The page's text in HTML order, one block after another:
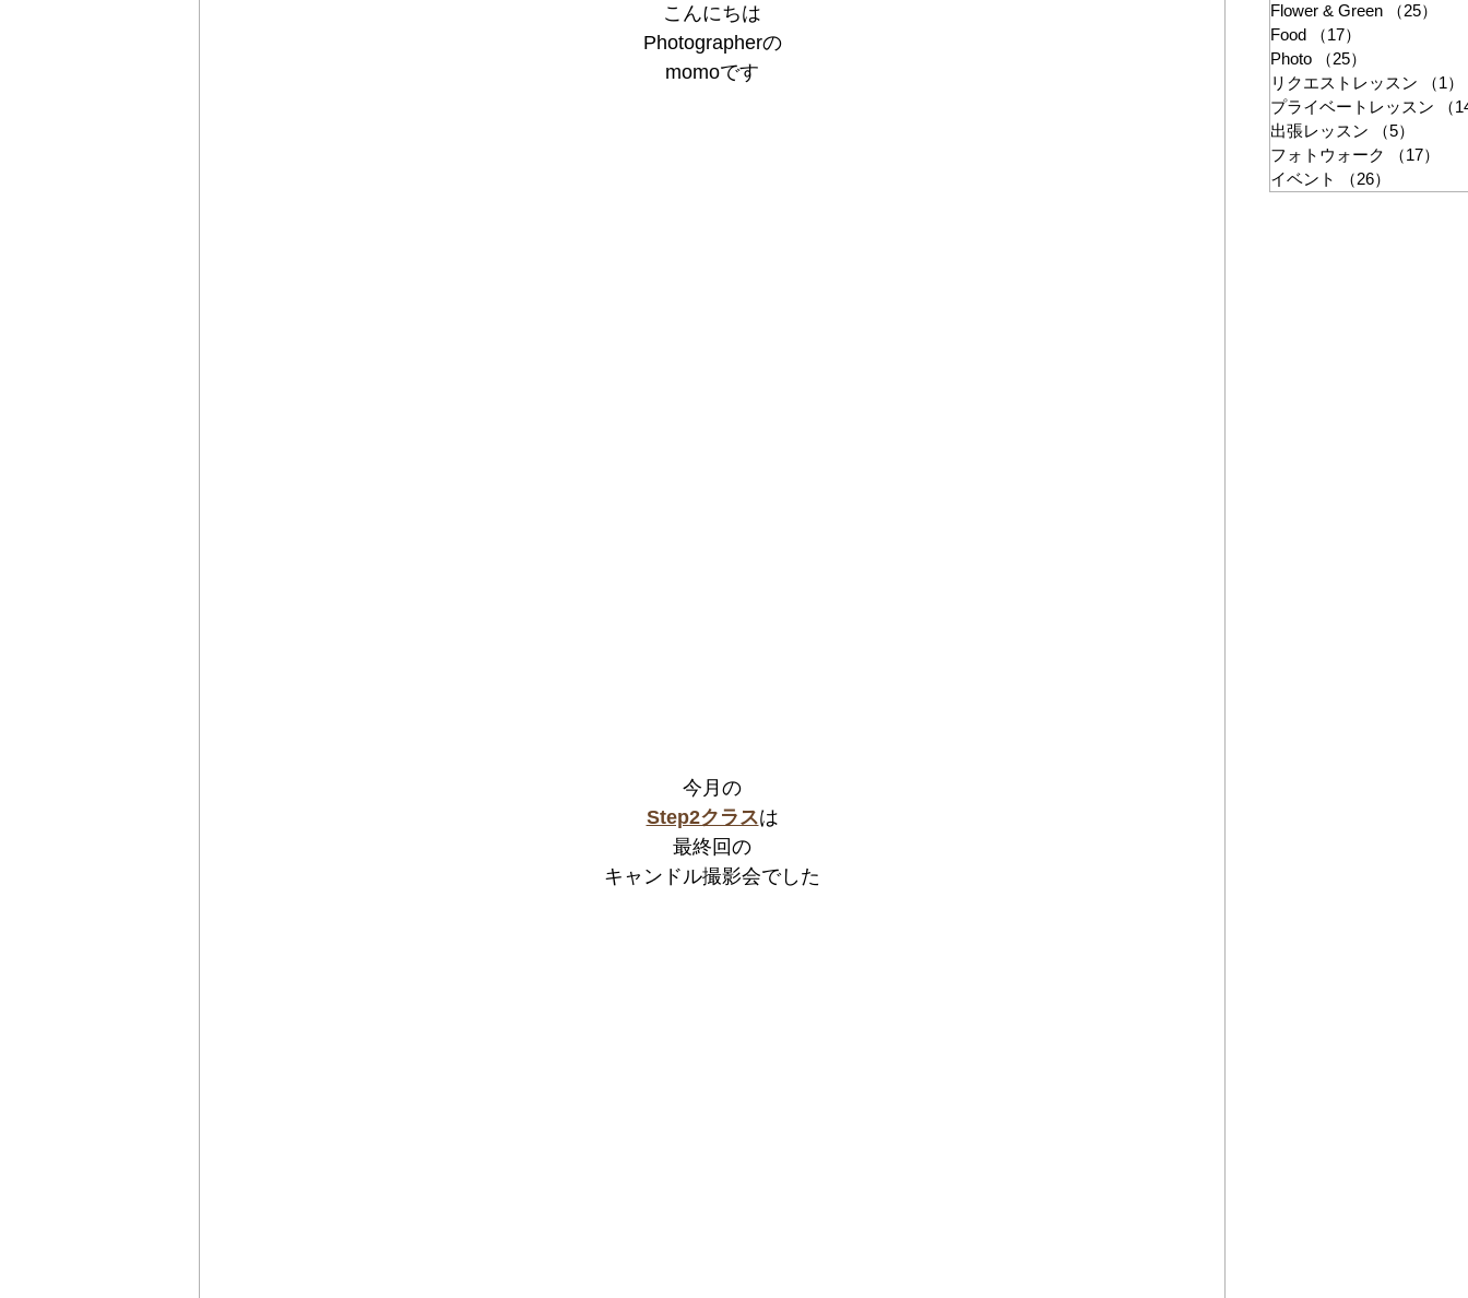
こんにちは
Photographerの
momoです
今月の
Step2クラスは
最終回の
キャンドル撮影会でした
Flower & Green
（25）
Food
（17）
Photo
（25）
リクエストレッスン
（1）
プライベートレッスン
（
出張レッスン
（5）
フォトウォーク
（17）
イベント
（26）